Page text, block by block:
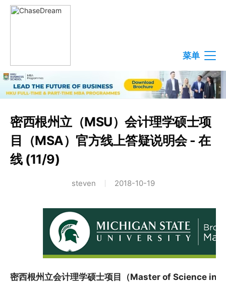
菜单
密西根州立（MSU）会计理学硕士项
目（MSA）官方线上答疑说明会 - 在
线 (11/9)
steven 2018-10-19
密西根州立会计理学硕士项目（Master of Science in